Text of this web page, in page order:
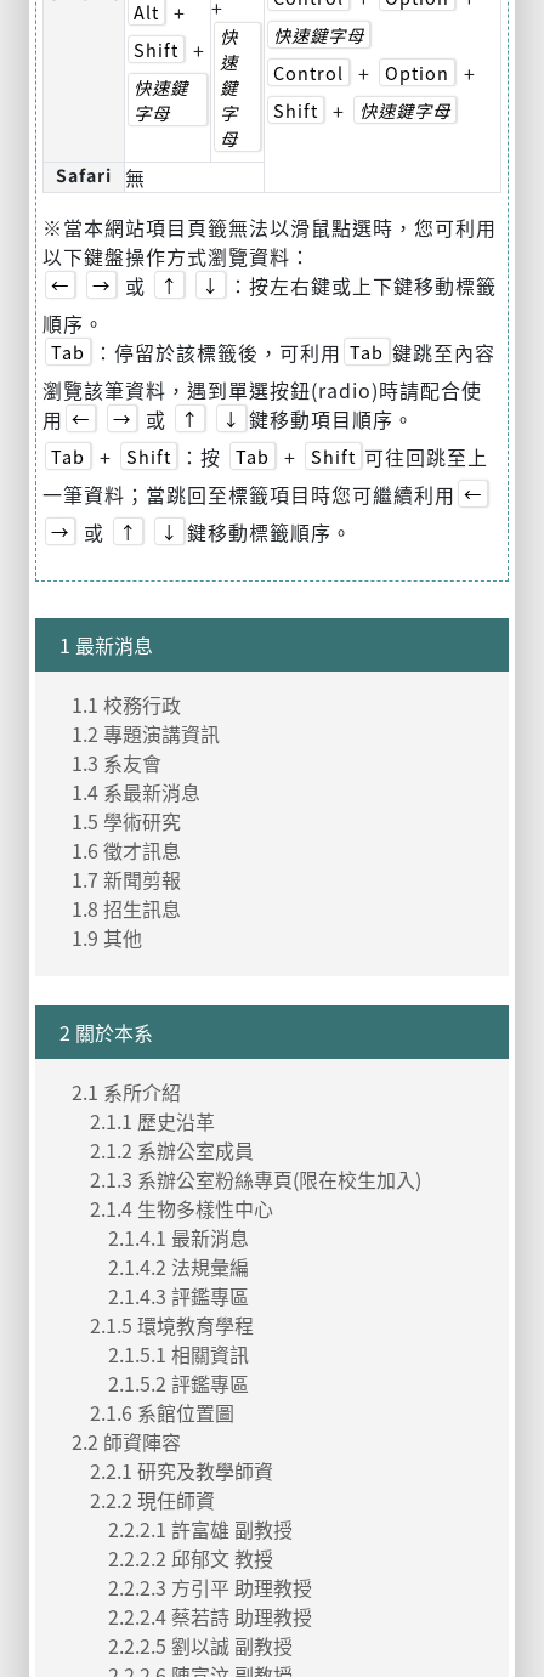
Alt
+
Shift +
快速鍵
字母
快速鍵字母
Control
+ Option +
Shift + 快速鍵字母
+
快
速
鍵
字
母
Safari
無
※當本網站項目頁籤無法以滑鼠點選時，您可利用
以下鍵盤操作方式瀏覽資料：
← → 或 ↑ ↓
：按左右鍵或上下鍵移動標籤
順序。
Tab ：停留於該標籤後，可利用 Tab 鍵跳至內容
瀏覽該筆資料，遇到單選按鈕(radio)時請配合使
用 ← → 或 ↑ ↓ 鍵移動項目順序。
Tab + Shift ：按 Tab + Shift 可往回跳至上
一筆資料；當跳回至標籤項目時您可繼續利用 ←
→
或 ↑ ↓ 鍵移動標籤順序。
1 最新消息
1.1 校務行政
1.2 專題演講資訊
1.3 系友會
1.4 系最新消息
1.5 學術研究
1.6 徵才訊息
1.7 新聞剪報
1.8 招生訊息
1.9 其他
2 關於本系
2.1 系所介紹
2.1.1 歷史沿革
2.1.2 系辦公室成員
2.1.3 系辦公室粉絲專頁(限在校生加入)
2.1.4 生物多樣性中心
2.1.4.1 最新消息
2.1.4.2 法規彙編
2.1.4.3 評鑑專區
2.1.5 環境教育學程
2.1.5.1 相關資訊
2.1.5.2 評鑑專區
2.1.6 系館位置圖
2.2 師資陣容
2.2.1 研究及教學師資
2.2.2 現任師資
2.2.2.1 許富雄 副教授
2.2.2.2 邱郁文 教授
2.2.2.3 方引平 助理教授
2.2.2.4 蔡若詩 助理教授
2.2.2.5 劉以誠 副教授